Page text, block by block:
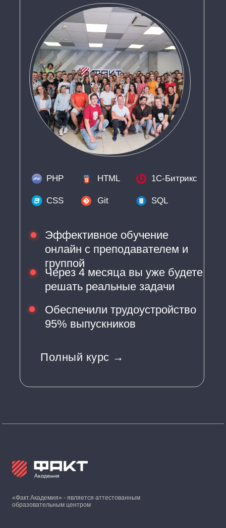
Полный курс →
Эффективное обучение
онлайн с преподавателем и
группой
Обеспечили трудоустройство
95% выпускников
Через 4 месяца вы уже будете
решать реальные задачи
PHP 1C-Битрикс
HTML
Git SQL
CSS
«Факт.Академия» - является аттестованным
образовательным центром